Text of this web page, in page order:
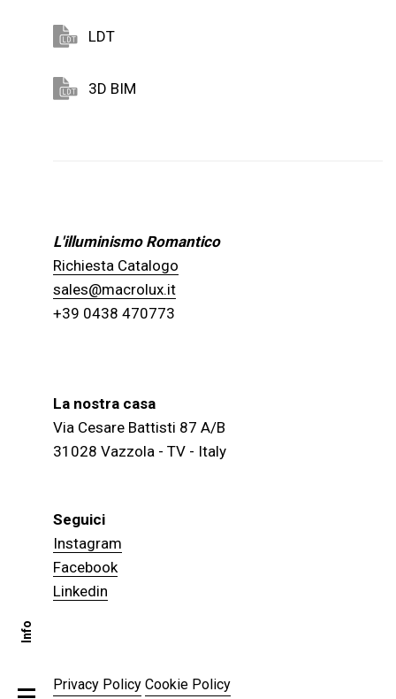
Info
LDT
3D BIM
L'illuminismo Romantico
Richiesta Catalogo
sales@macrolux.it
+39 0438 470773
La nostra casa
Via Cesare Battisti 87 A/B
31028 Vazzola - TV - Italy
Seguici
Instagram
Facebook
Linkedin
Privacy Policy Cookie Policy